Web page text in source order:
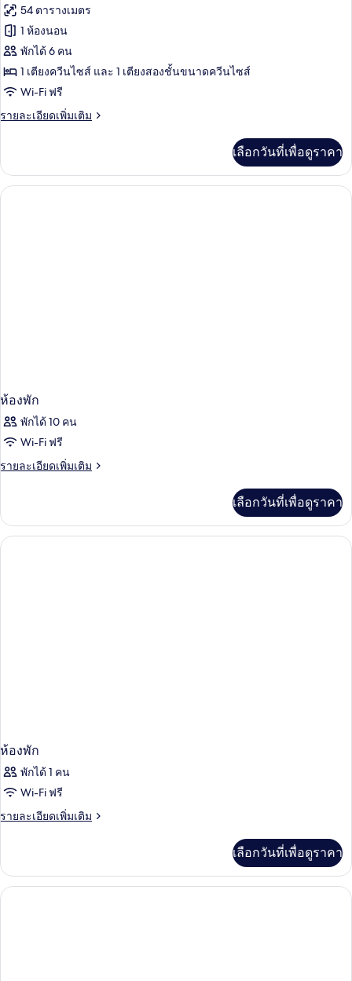
รี่
สำหรับ
สี่
ท่าน
ทั้งหมด
ของ
แฟ
มิ
ลี่
สตู
54 ตารางเมตร
1 ห้องนอน
พักได้ 6 คน
1 เตียงควีนไซส์ และ 1 เตียงสองชั้นขนาดควีนไซส์
Wi-Fi ฟรี
รายละเอียดเพิ่มเติม
ราย
เกี่ยว
กับ
แฟ
เลือกวันที่เพื่อดูราคา
ห้องพัก
พักได้ 10 คน
Wi-Fi ฟรี
รายละเอียดเพิ่มเติม
ราย
เกี่ยว
กับ
ห้อง
เลือกวันที่เพื่อดูราคา
ห้องพัก
พักได้ 1 คน
Wi-Fi ฟรี
รายละเอียดเพิ่มเติม
ราย
เกี่ยว
กับ
ห้อง
เลือกวันที่เพื่อดูราคา